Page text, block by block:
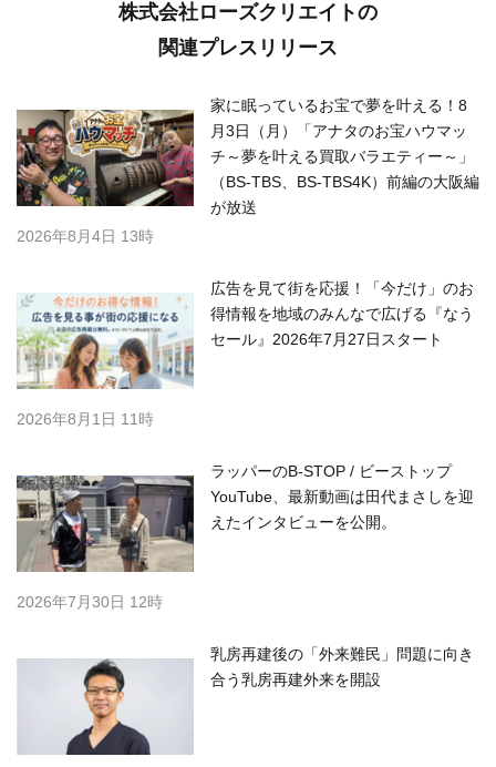
株式会社ローズクリエイトの
関連プレスリリース
家に眠っているお宝で夢を叶える！8
月3日（月）「アナタのお宝ハウマッ
チ～夢を叶える買取バラエティー～」
（BS-TBS、BS-TBS4K）前編の大阪編
が放送
2026年8月4日 13時
広告を見て街を応援！「今だけ」のお
得情報を地域のみんなで広げる『なう
セール』2026年7月27日スタート
2026年8月1日 11時
ラッパーのB-STOP / ビーストップ
YouTube、最新動画は田代まさしを迎
えたインタビューを公開。
2026年7月30日 12時
乳房再建後の「外来難民」問題に向き
合う乳房再建外来を開設